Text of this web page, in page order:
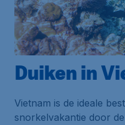
Duiken in
Vietnam is de ideale
snorkelvakantie door